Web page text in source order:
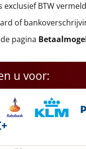
BTW
of
pagina
u voor: